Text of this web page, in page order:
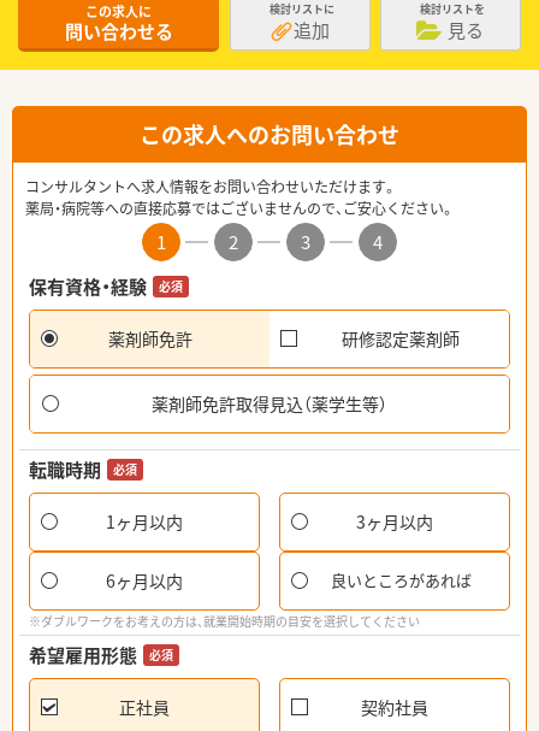
この求人に
問い合わせる
検討リストに
追加
検討リストを
見る
この求人へのお問い合わせ
コンサルタントへ求人情報をお問い合わせいただけます。
薬局・病院等への直接応募ではございませんので、ご安心ください。
1 2 3
4
保有資格・経験
必須
薬剤師免許 研修認定薬剤師
薬剤師免許取得見込（薬学生等）
転職時期 必須
1ヶ月以内 3ヶ月以内
6ヶ月以内 良いところがあれば
※ダブルワークをお考えの方は、就業開始時期の目安を選択してください
希望雇用形態 必須
正社員 契約社員